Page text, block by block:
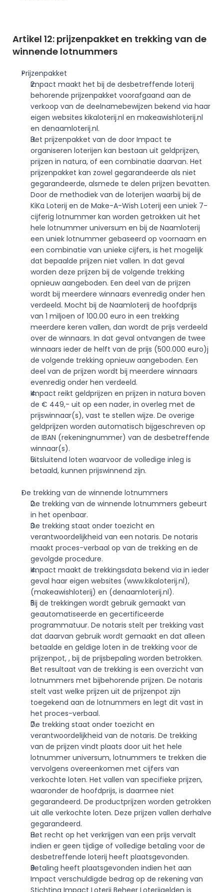
Artikel 12: prijzenpakket en trekking van de
winnende lotnummers
Prijzenpakket
Impact maakt het bij de desbetreffende loterij
behorende prijzenpakket voorafgaand aan de
verkoop van de deelnamebewijzen bekend via haar
eigen websites kikaloterij.nl en makeawishloterij.nl
en denaamloterij.nl.
Het prijzenpakket van de door Impact te
organiseren loterijen kan bestaan uit geldprijzen,
prijzen in natura, of een combinatie daarvan. Het
prijzenpakket kan zowel gegarandeerde als niet
gegarandeerde, alsmede te delen prijzen bevatten.
Door de methodiek van de loterijen waarbij bij de
KiKa Loterij en de Make-A-Wish Loterij een uniek 7-
cijferig lotnummer kan worden getrokken uit het
hele lotnummer universum en bij de Naamloterij
een uniek lotnummer gebaseerd op voornaam en
een combinatie van unieke cijfers, is het mogelijk
dat bepaalde prijzen niet vallen. In dat geval
worden deze prijzen bij de volgende trekking
opnieuw aangeboden. Een deel van de prijzen
wordt bij meerdere winnaars evenredig onder hen
verdeeld. Mocht bij de Naamloterij de hoofdprijs
van 1 miljoen of 100.00 euro in een trekking
meerdere keren vallen, dan wordt de prijs verdeeld
over de winnaars. In dat geval ontvangen de twee
winnaars ieder de helft van de prijs (500.000 euro)j
de volgende trekking opnieuw aangeboden. Een
deel van de prijzen wordt bij meerdere winnaars
evenredig onder hen verdeeld.
Impact reikt geldprijzen en prijzen in natura boven
de € 449,- uit op een nader, in overleg met de
prijswinnaar(s), vast te stellen wijze. De overige
geldprijzen worden automatisch bijgeschreven op
de IBAN (rekeningnummer) van de desbetreffende
winnaar(s).
Uitsluitend loten waarvoor de volledige inleg is
betaald, kunnen prijswinnend zijn.
De trekking van de winnende lotnummers
De trekking van de winnende lotnummers gebeurt
in het openbaar.
De trekking staat onder toezicht en
verantwoordelijkheid van een notaris. De notaris
maakt proces-verbaal op van de trekking en de
gevolgde procedure.
Impact maakt de trekkingsdata bekend via in ieder
geval haar eigen websites (www.kikaloterij.nl),
(makeawishloterij) en (denaamloterij.nl).
Bij de trekkingen wordt gebruik gemaakt van
geautomatiseerde en gecertificeerde
programmatuur. De notaris stelt per trekking vast
dat daarvan gebruik wordt gemaakt en dat alleen
betaalde en geldige loten in de trekking voor de
prijzenpot, , bij de prijsbepaling worden betrokken.
Het resultaat van de trekking is een overzicht van
lotnummers met bijbehorende prijzen. De notaris
stelt vast welke prijzen uit de prijzenpot zijn
toegekend aan de lotnummers en legt dit vast in
het proces-verbaal.
De trekking staat onder toezicht en
verantwoordelijkheid van de notaris. De trekking
van de prijzen vindt plaats door uit het hele
lotnummer universum, lotnummers te trekken die
vervolgens overeenkomen met cijfers van
verkochte loten. Het vallen van specifieke prijzen,
waaronder de hoofdprijs, is daarmee niet
gegarandeerd. De productprijzen worden getrokken
uit alle verkochte loten. Deze prijzen vallen derhalve
gegarandeerd.
Het recht op het verkrijgen van een prijs vervalt
indien er geen tijdige of volledige betaling voor de
desbetreffende loterij heeft plaatsgevonden.
Betaling heeft plaatsgevonden indien het aan
Impact verschuldigde bedrag op de rekening van
Stichting Impact Loterij Beheer Loterijgelden is